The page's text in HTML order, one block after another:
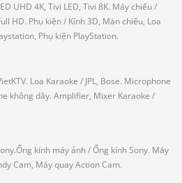
UHD 4K, Tivi LED, Tivi 8K. Máy chiếu/
HD. Phụ kiện/ Kính 3D, Màn chiếu, Loa
Phụ kiện PlayStation.
Loa Karaoke / JPL, Bose. Microphone
không dây. Amplifier, Mixer Karaoke /
kính máy ảnh / Ống kính Sony. Máy
Cam, Máy quay Action Cam.